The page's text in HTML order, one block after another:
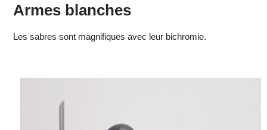
Armes blanches
Les sabres sont magnifiques avec leur bichromie.